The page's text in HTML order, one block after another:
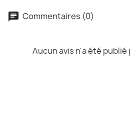
Commentaires (0)
Aucun avis n'a été